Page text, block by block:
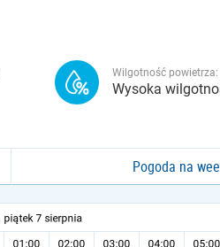
Wilgotność powietrza:
Wysoka
Pogoda na